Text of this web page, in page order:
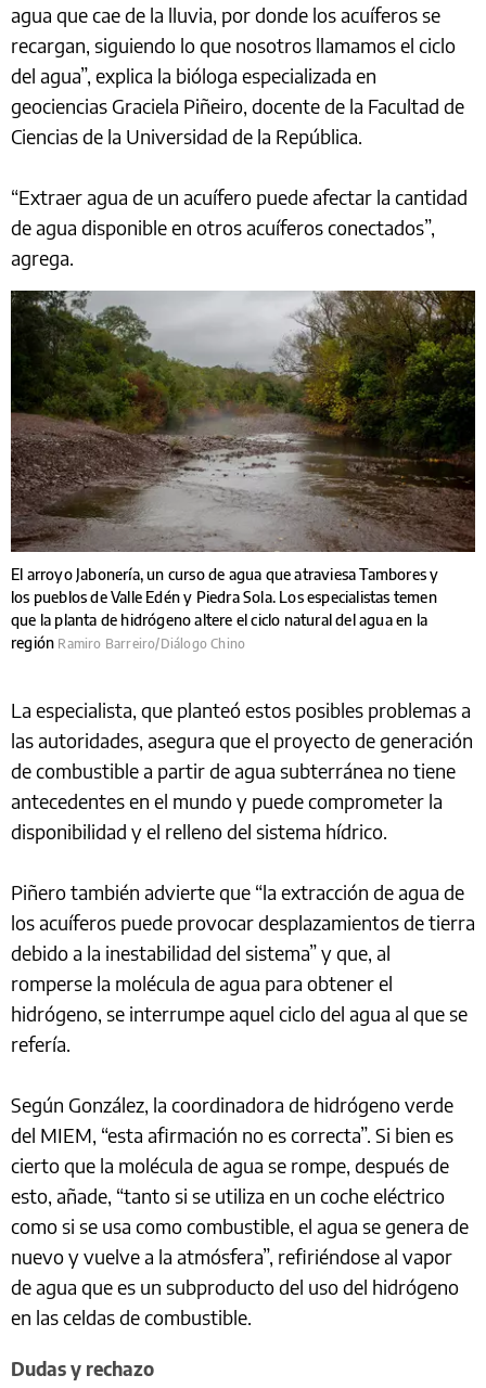
agua que cae de la lluvia, por donde los acuíferos se
recargan, siguiendo lo que nosotros llamamos el ciclo
del agua”, explica la bióloga especializada en
geociencias Graciela Piñeiro, docente de la Facultad de
Ciencias de la Universidad de la República.
“Extraer agua de un acuífero puede afectar la cantidad
de agua disponible en otros acuíferos conectados”,
agrega.
El arroyo Jabonería, un curso de agua que atraviesa Tambores y
los pueblos de Valle Edén y Piedra Sola. Los especialistas temen
que la planta de hidrógeno altere el ciclo natural del agua en la
región Ramiro Barreiro/Diálogo Chino
La especialista, que planteó estos posibles problemas a
las autoridades, asegura que el proyecto de generación
de combustible a partir de agua subterránea no tiene
antecedentes en el mundo y puede comprometer la
disponibilidad y el relleno del sistema hídrico.
Piñero también advierte que “la extracción de agua de
los acuíferos puede provocar desplazamientos de tierra
debido a la inestabilidad del sistema” y que, al
romperse la molécula de agua para obtener el
hidrógeno, se interrumpe aquel ciclo del agua al que se
refería.
Según González, la coordinadora de hidrógeno verde
del MIEM, “esta afirmación no es correcta”. Si bien es
cierto que la molécula de agua se rompe, después de
esto, añade, “tanto si se utiliza en un coche eléctrico
como si se usa como combustible, el agua se genera de
nuevo y vuelve a la atmósfera”, refiriéndose al vapor
de agua que es un subproducto del uso del hidrógeno
en las celdas de combustible.
Dudas y rechazo